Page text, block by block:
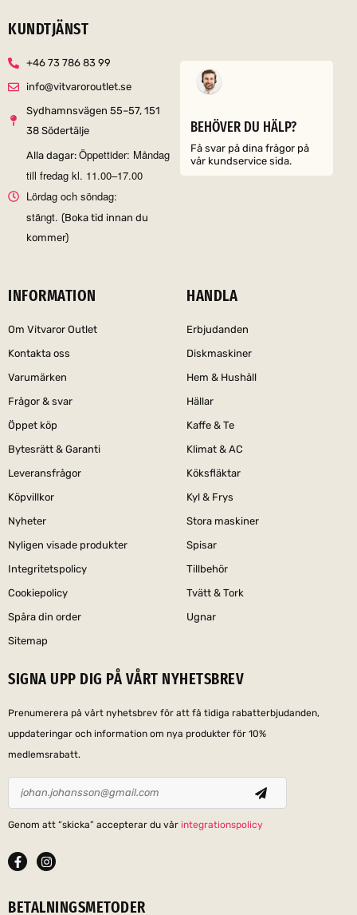
KUNDTJÄNST
+46 73 786 83 99
info@vitvaroroutlet.se
Sydhamnsvägen 55–57, 151
38 Södertälje
Alla dagar: Öppettider: Måndag
till fredag kl. 11.00–17.00
Lördag och söndag:
stängt. (Boka tid innan du
kommer)
BEHÖVER DU HÄLP?
Få svar på dina frågor på
vår kundservice sida.
INFORMATION
Om Vitvaror Outlet
Kontakta oss
Varumärken
Frågor & svar
Öppet köp
Bytesrätt & Garanti
Leveransfrågor
Köpvillkor
Nyheter
Nyligen visade produkter
Integritetspolicy
Cookiepolicy
Spåra din order
Sitemap
HANDLA
Erbjudanden
Diskmaskiner
Hem & Hushåll
Hällar
Kaffe & Te
Klimat & AC
Köksfläktar
Kyl & Frys
Stora maskiner
Spisar
Tillbehör
Tvätt & Tork
Ugnar
SIGNA UPP DIG PÅ VÅRT NYHETSBREV
Prenumerera på vårt nyhetsbrev för att få tidiga rabatterbjudanden,
uppdateringar och information om nya produkter för 10%
medlemsrabatt.
Genom att “skicka” accepterar du vår integrationspolicy
BETALNINGSMETODER